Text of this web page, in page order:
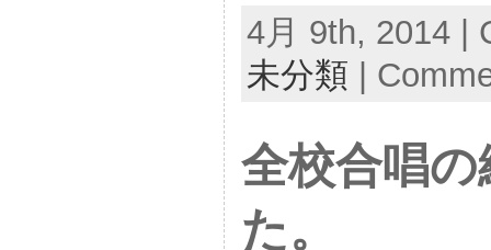
4月 9th, 2014 |
未分類 |
全校合唱
た。